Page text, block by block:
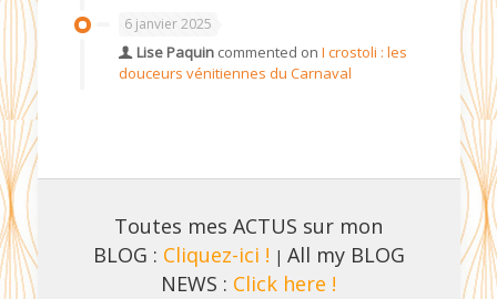
6 janvier 2025
Lise Paquincommented on I crostoli : les
douceurs vénitiennes du Carnaval
Toutes mes ACTUS sur mon
BLOG : Cliquez-ici ! | All my BLOG
NEWS : Click here !